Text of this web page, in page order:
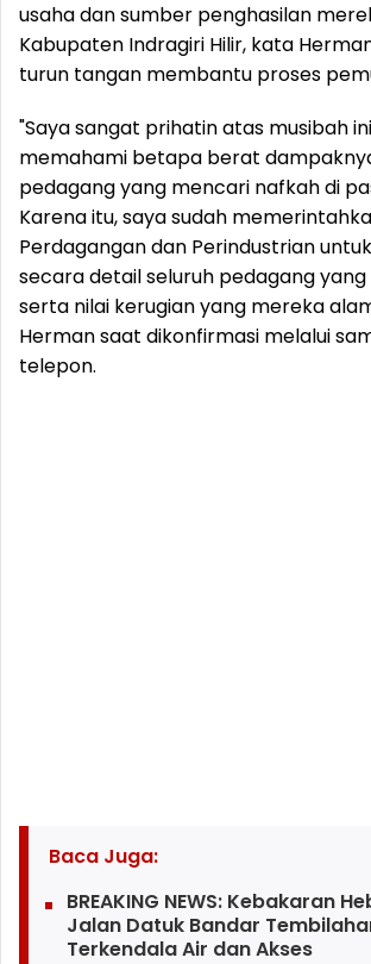
usaha dan sumber penghasilan
Kabupaten Indragiri Hilir, kata
turun tangan membantu proses
"Saya sangat prihatin atas musibah
memahami betapa berat
pedagang yang mencari nafkah di
Karena itu, saya sudah
Perdagangan dan Perindustrian
secara detail seluruh pedagang
serta nilai kerugian yang mereka
Herman saat dikonfirmasi melalui
telepon.
Baca Juga:
BREAKING NEWS: Kebakaran
Jalan Datuk Bandar
Terkendala Air dan Akses